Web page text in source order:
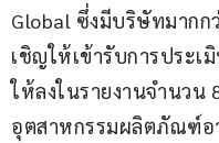
Global ซึ่งมีบริษัทมากก
เชิญให้เข้ารับการประ
ให้ลงในรายงานจำนวน
อุตสาหกรรมผลิตภัณฑ์อ